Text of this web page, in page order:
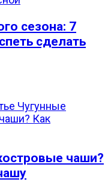
сезона: 7
сделать
чаши?